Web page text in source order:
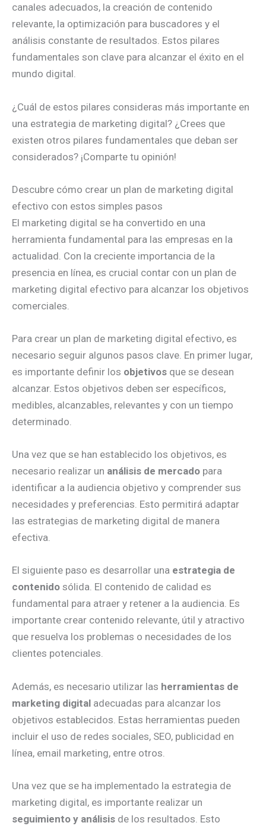
canales adecuados, la creación de contenido
relevante, la optimización para buscadores y el
análisis constante de resultados. Estos pilares
fundamentales son clave para alcanzar el éxito en el
mundo digital.
¿Cuál de estos pilares consideras más importante en
una estrategia de marketing digital? ¿Crees que
existen otros pilares fundamentales que deban ser
considerados? ¡Comparte tu opinión!
Descubre cómo crear un plan de marketing digital
efectivo con estos simples pasos
El marketing digital se ha convertido en una
herramienta fundamental para las empresas en la
actualidad. Con la creciente importancia de la
presencia en línea, es crucial contar con un plan de
marketing digital efectivo para alcanzar los objetivos
comerciales.
Para crear un plan de marketing digital efectivo, es
necesario seguir algunos pasos clave. En primer lugar,
es importante definir los objetivos que se desean
alcanzar. Estos objetivos deben ser específicos,
medibles, alcanzables, relevantes y con un tiempo
determinado.
Una vez que se han establecido los objetivos, es
necesario realizar un análisis de mercado para
identificar a la audiencia objetivo y comprender sus
necesidades y preferencias. Esto permitirá adaptar
las estrategias de marketing digital de manera
efectiva.
El siguiente paso es desarrollar una estrategia de
contenido sólida. El contenido de calidad es
fundamental para atraer y retener a la audiencia. Es
importante crear contenido relevante, útil y atractivo
que resuelva los problemas o necesidades de los
clientes potenciales.
Además, es necesario utilizar las herramientas de
marketing digital adecuadas para alcanzar los
objetivos establecidos. Estas herramientas pueden
incluir el uso de redes sociales, SEO, publicidad en
línea, email marketing, entre otros.
Una vez que se ha implementado la estrategia de
marketing digital, es importante realizar un
seguimiento y análisis de los resultados. Esto